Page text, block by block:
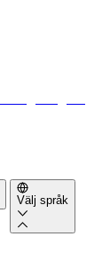
Välj språk